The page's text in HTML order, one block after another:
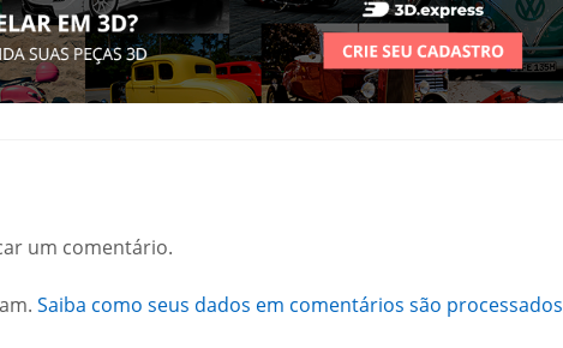
um comentário.
Saiba como seus dados em comentários são processados